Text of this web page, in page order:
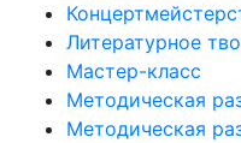
Литературное
Мастер-класс
Методическая
Методическая